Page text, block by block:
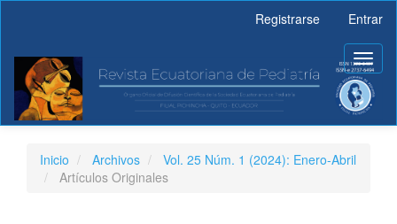
principal
Barra
lateral
Registrarse Entrar
Inicio Archivos
Vol. 25 Núm. 1 (2024): Enero-Abril
Artículos Originales